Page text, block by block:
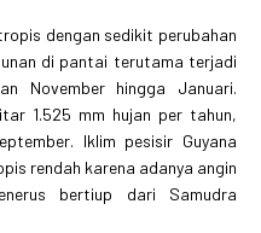
dengan sedikit perubahan
di pantai terutama terjadi
November hingga Januari.
1.525 mm hujan per tahun,
Iklim pesisir Guyana
rendah karena adanya angin
bertiup dari Samudra